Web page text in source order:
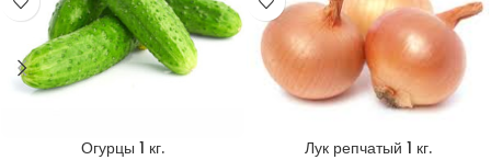
Огурцы 1 кг. Лук репчатый 1 кг.